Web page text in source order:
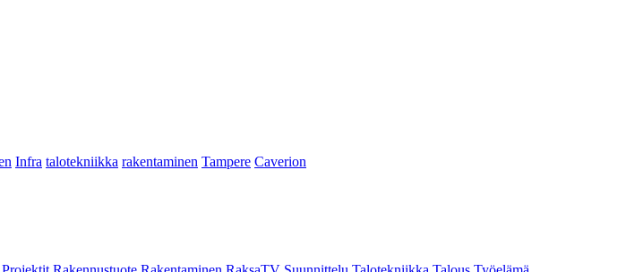
Infra talotekniikka rakentaminen Tampere Caverion